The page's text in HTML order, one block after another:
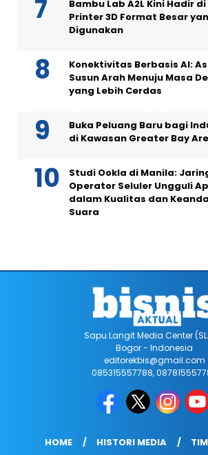
Bambu Lab A2L Kini Hadir
Printer 3D Format Besar
Digunakan
Konektivitas Berbasis AI:
Susun Arah Menuju Masa
yang Lebih Cerdas
Buka Peluang Baru bagi
di Kawasan Greater Bay
Studi Ookla di Manila:
Operator Seluler Ungguli
dalam Kualitas dan
Suara
Sapu Langit Media Center
Bogor - Indonesia
editorekbis@gmail.com
085315557788,
HOME HISTORI MEDIA